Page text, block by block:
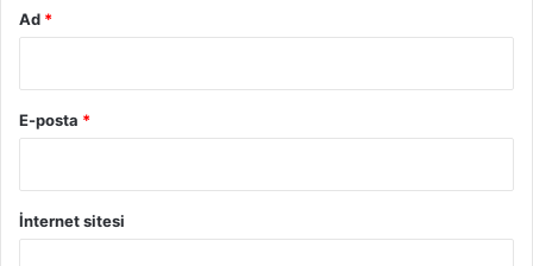
Ad *
E-posta *
İnternet sitesi